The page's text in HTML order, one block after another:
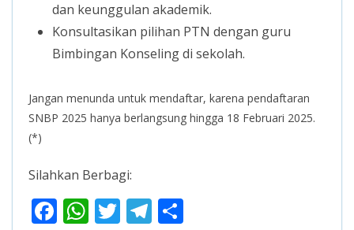
dan keunggulan akademik.
Konsultasikan pilihan PTN dengan guru
Bimbingan Konseling di sekolah.
Jangan menunda untuk mendaftar, karena pendaftaran
SNBP 2025 hanya berlangsung hingga 18 Februari 2025.
(*)
Silahkan Berbagi:
F W T T